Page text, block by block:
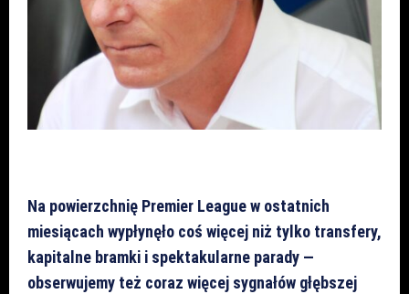
Na powierzchnię Premier League w ostatnich
miesiącach wypłynęło coś więcej niż tylko transfery,
kapitalne bramki i spektakularne parady —
obserwujemy też coraz więcej sygnałów głębszej